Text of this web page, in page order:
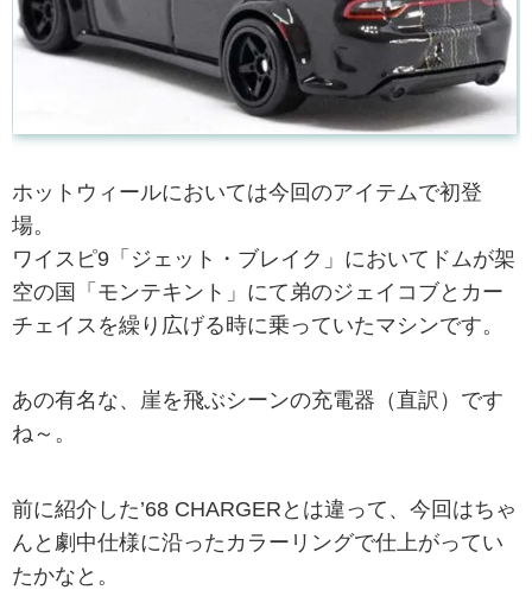
ホットウィールにおいては今回のアイテムで初登
場。
ワイスピ9「ジェット・ブレイク」においてドムが架
空の国「モンテキント」にて弟のジェイコブとカー
チェイスを繰り広げる時に乗っていたマシンです。
あの有名な、崖を飛ぶシーンの充電器（直訳）です
ね～。
前に紹介した’68 CHARGERとは違って、今回はちゃ
んと劇中仕様に沿ったカラーリングで仕上がってい
たかなと。